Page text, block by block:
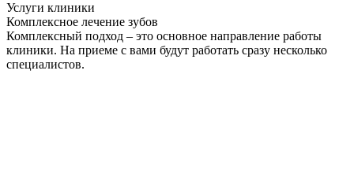
Услуги клиники
Комплексное лечение зубов
Комплексный подход – это основное направление работы
клиники. На приеме с вами будут работать сразу несколько
специалистов.